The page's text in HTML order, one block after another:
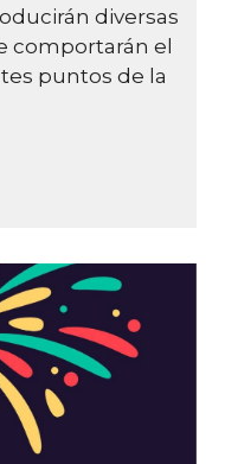
diversas
comportarán el
puntos de la